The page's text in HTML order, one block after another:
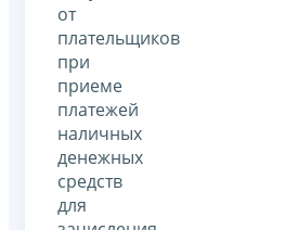
от
плательщиков
при
приеме
платежей
наличных
денежных
средств
для